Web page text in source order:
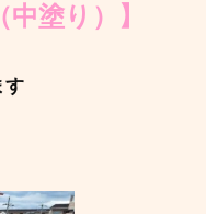
塗り）】
す